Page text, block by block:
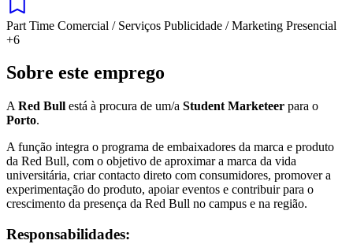
Part Time Comercial / Serviços Publicidade / Marketing Presencial
+6
Sobre este emprego
A Red Bull está à procura de um/a Student Marketeer para o
Porto.
A função integra o programa de embaixadores da marca e produto
da Red Bull, com o objetivo de aproximar a marca da vida
universitária, criar contacto direto com consumidores, promover a
experimentação do produto, apoiar eventos e contribuir para o
crescimento da presença da Red Bull no campus e na região.
Responsabilidades: